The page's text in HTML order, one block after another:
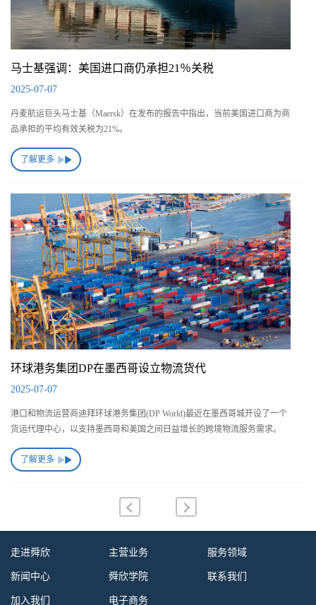
马士基强调：美国进口商仍承担21％关税
2025-07-07
丹麦航运巨头马士基（Maersk）在发布的报告中指出，当前美国进口商为商
品承担的平均有效关税为21%。
了解更多
环球港务集团DP在墨西哥设立物流货代
2025-07-07
港口和物流运营商迪拜环球港务集团(DP World)最近在墨西哥城开设了一个
货运代理中心，以支持墨西哥和美国之间日益增长的跨境物流服务需求。
了解更多
走进舜欣 主营业务 服务领域
新闻中心 舜欣学院 联系我们
加入我们 电子商务